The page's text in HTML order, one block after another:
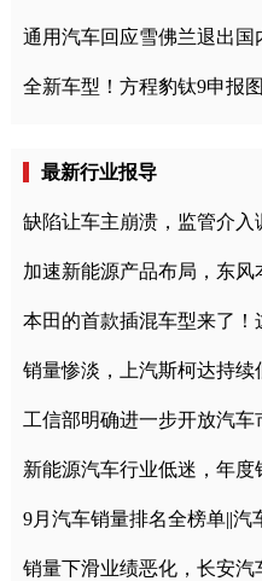
通用汽车回应雪佛兰退出国
全新车型！方程豹钛9申报
最新行业报导
缺陷让车主崩溃，监管介入
加速新能源产品布局，东风
本田的首款插混车型来了
销量惨淡，上汽斯柯达持续
工信部明确进一步开放汽车
新能源汽车行业低迷，年度
9月汽车销量排名全榜单||汽
销量下滑业绩恶化，长安汽